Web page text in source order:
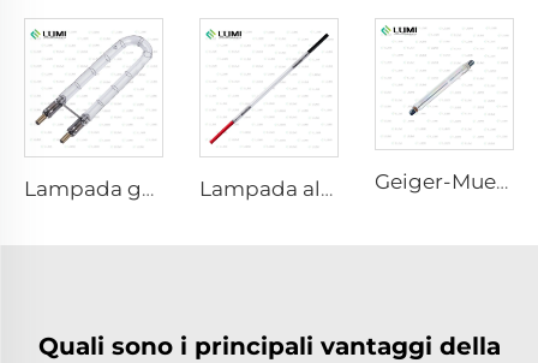
Lampada germicida ad impulsi intensi L1890U – 9×40×140U mm Lampada allo xenon laser L2421-7×85×150 mm Geiger-Mueller M4011
Quali sono i principali vantaggi della